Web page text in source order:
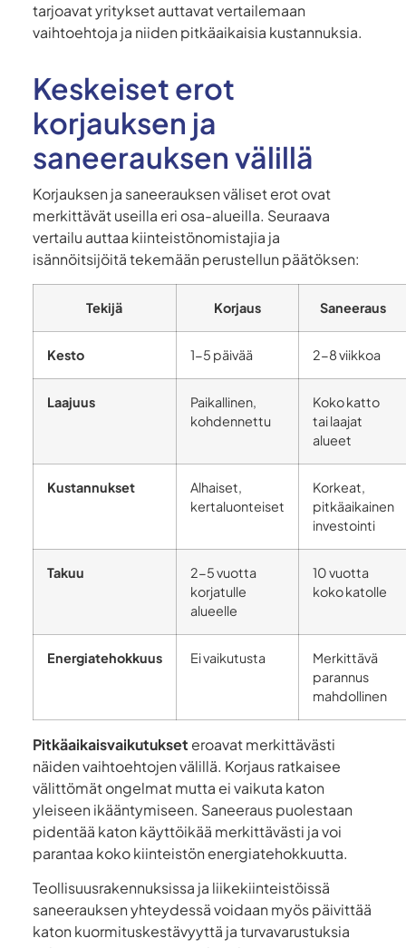
tarjoavat yritykset auttavat vertailemaan
vaihtoehtoja ja niiden pitkäaikaisia kustannuksia.
Keskeiset erot
korjauksen ja
saneerauksen välillä
Korjauksen ja saneerauksen väliset erot ovat
merkittävät useilla eri osa-alueilla. Seuraava
vertailu auttaa kiinteistönomistajia ja
isännöitsijöitä tekemään perustellun päätöksen:
Tekijä Korjaus Saneeraus
Kesto 1-5 päivää 2-8 viikkoa
Laajuus
Paikallinen,
kohdennettu
Koko katto
tai laajat
alueet
Kustannukset
Alhaiset,
kertaluonteiset
Korkeat,
pitkäaikainen
investointi
Takuu
2-5 vuotta
korjatulle
alueelle
10 vuotta
koko katolle
Energiatehokkuus Ei vaikutusta
Merkittävä
parannus
mahdollinen
Pitkäaikaisvaikutukset eroavat merkittävästi
näiden vaihtoehtojen välillä. Korjaus ratkaisee
välittömät ongelmat mutta ei vaikuta katon
yleiseen ikääntymiseen. Saneeraus puolestaan
pidentää katon käyttöikää merkittävästi ja voi
parantaa koko kiinteistön energiatehokkuutta.
Teollisuusrakennuksissa ja liikekiinteistöissä
saneerauksen yhteydessä voidaan myös päivittää
katon kuormituskestävyyttä ja turvavarustuksia